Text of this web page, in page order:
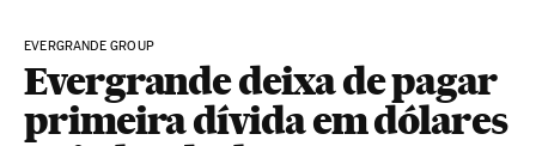
EVERGRANDE GROUP
Evergrande deixa de pagar
primeira dívida em dólares